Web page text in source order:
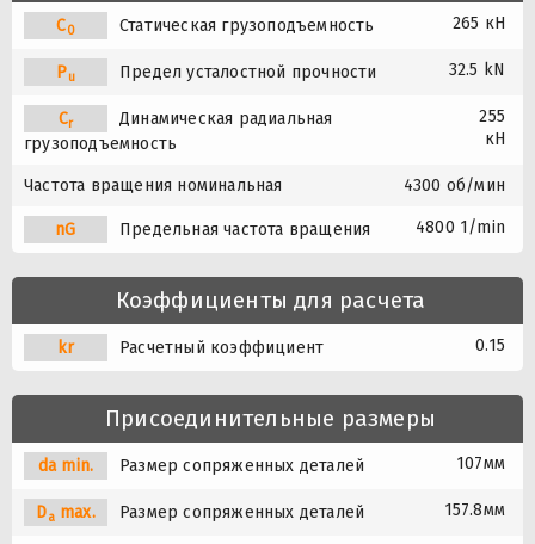
C0 Статическая грузоподъемность 265 кН
Pu Предел усталостной прочности 32.5 kN
Cr
Динамическая радиальная
грузоподъемность
255
кН
Частота вращения номинальная 4300 об/мин
nG Предельная частота вращения 4800 1/min
Коэффициенты для расчета
kr Расчетный коэффициент 0.15
Присоединительные размеры
da min. Размер сопряженных деталей 107мм
Damax. Размер сопряженных деталей 157.8мм